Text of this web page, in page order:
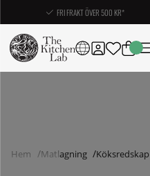
FRI FRAKT ÖVER 500 KR*
Hem Matlagning Köksredskap